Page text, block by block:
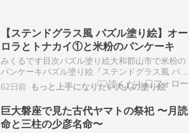
【ステンドグラス風 パズル塗り絵】オー
ロラとトナカイ①と米粉のパンケーキ
みくるです目次パズル塗り絵大和郡山市で米粉の
パンケーキパズル塗り絵『ステンドグラス風 パズ
ル塗り絵』を塗っています。ステンドグラス風 パ
ズル塗り絵 (ブティック・ムック
no.1928)Amazon（アマゾン）Amazon（アマゾ
ン）で詳細を見る 楽天市場で詳細を見る 「オー
ロラ…
62日前 もっと上手になりたい大人の塗り絵
巨大磐座で見た古代ヤマトの祭祀 〜月読
命と三柱の少彦名命〜